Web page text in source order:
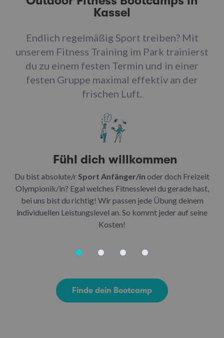
Kassel
Endlich regelmäßig Sport treiben? Mit
unserem Fitness Training im Park trainierst
du zu einem festen Termin und in einer
festen Gruppe maximal effektiv an der
frischen Luft.
Fühl dich willkommen
Du bist absolute/r Sport Anfänger/in oder doch Freizeit
Olympionik/in? Egal welches Fitnesslevel du gerade hast,
bei uns bist du richtig! Wir passen jede Übung deinem
individuellen Leistungslevel an. So kommt jeder auf seine
Kosten!
Finde dein Bootcamp